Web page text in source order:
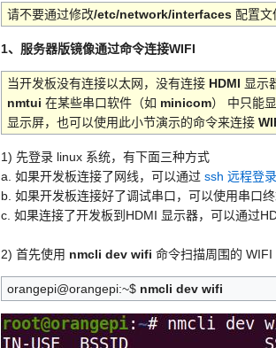
请不要通过修改/etc/network/interfaces配置文
1、服务器版镜像通过命令连接WIFI
当开发板没有连接以太网，没有连接 HDMI 显示
nmtui 在某些串口软件（如 minicom） 中只能
显示屏，也可以使用此小节演示的命令来连接
1) 先登录 linux 系统，有下面三种方式
a. 如果开发板连接了网线，可以通过 ssh 远程登
b. 如果开发板连接好了调试串口，可以使用串口
c. 如果连接了开发板到HDMI 显示器，可以通过
2) 首先使用 nmcli dev wifi 命令扫描周围的 WIFI
orangepi@orangepi:~$ nmcli dev wifi